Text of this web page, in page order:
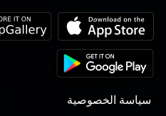
سياسة الخصوصية